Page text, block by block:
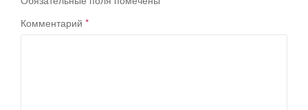
Комментарий *